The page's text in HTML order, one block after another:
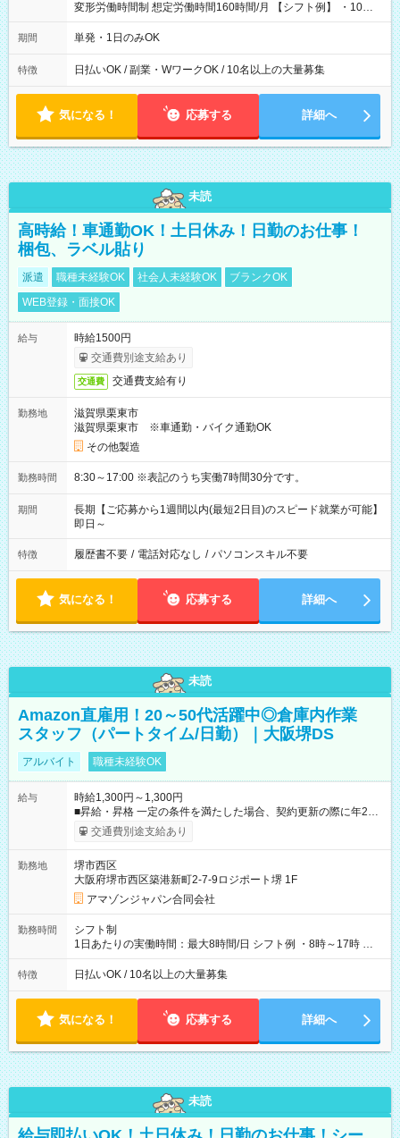
変形労働時間制 想定労働時間160時間/月 【シフト例】 ・10：
00～20：00
期間 単発・1日のみOK
特徴 日払いOK / 副業・WワークOK / 10名以上の大量募集
気になる！ 応募する 詳細へ
未読
高時給！車通勤OK！土日休み！日勤のお仕事！
梱包、ラベル貼り
派遣 職種未経験OK 社会人未経験OK
ブランクOK
WEB登録・面接OK
給与
時給1500円
交通費別途支給あり
交通費 交通費支給有り
勤務地
滋賀県栗東市
滋賀県栗東市 ※車通勤・バイク通勤OK
その他製造
勤務時間 8:30～17:00 ※表記のうち実働7時間30分です。
期間
長期【ご応募から1週間以内(最短2日目)のスピード就業が可能】
即日～
特徴 履歴書不要 / 電話対応なし / パソコンスキル不要
気になる！ 応募する 詳細へ
未読
Amazon直雇用！20～50代活躍中◎倉庫内作業
スタッフ（パートタイム/日勤）｜大阪堺DS
アルバイト 職種未経験OK
給与
時給1,300円～1,300円
■昇給・昇格 一定の条件を満たした場合、契約更新の際に年2回
まで昇給の機会があります。 ■正社員登用制度あり ※月末締/翌
月25日支払い ※時間外手当、別途支給 ※深夜割増賃金 (22:00～
☆Amazon直雇用で安定して働けます！ 【試用期間】試用期間
あり 試用期間の長さ：1週間 雇用形態、給与は本採用時と同じ
です。
交通費別途支給あり
勤務地
堺市西区
大阪府堺市西区築港新町2-7-9ロジポート堺 1F
アマゾンジャパン合同会社
勤務時間
シフト制
1日あたりの実働時間：最大8時間/日 シフト例 ・8時～17時 ・
12時～21時
特徴 日払いOK / 10名以上の大量募集
気になる！ 応募する 詳細へ
未読